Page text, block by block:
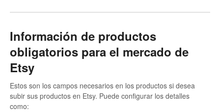
Información de productos
obligatorios para el mercado de
Etsy
Estos son los campos necesarios en los productos si desea
subir sus productos en Etsy. Puede configurar los detalles
como: